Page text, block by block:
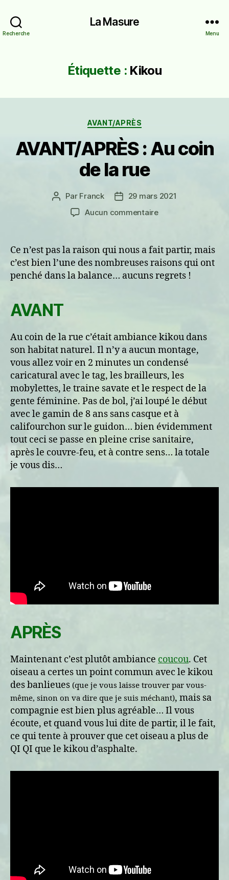
Recherche
La Masure
Menu
Étiquette : Kikou
Catégories
AVANT/APRÈS
AVANT/APRÈS : Au coin
de la rue
Auteur
l’article
Par Franck
Date29 mars 2021
Aucun commentairesur
Au
coin
de
la
Ce n’est pas la raison qui nous a fait partir, mais
c’est bien l’une des nombreuses raisons qui ont
penché dans la balance… aucuns regrets !
AVANT
Au coin de la rue c’était ambiance kikou dans
son habitat naturel. Il n’y a aucun montage,
vous allez voir en 2 minutes un condensé
caricatural avec le tag, les brailleurs, les
mobylettes, le traine savate et le respect de la
gente féminine. Pas de bol, j’ai loupé le début
avec le gamin de 8 ans sans casque et à
califourchon sur le guidon… bien évidemment
tout ceci se passe en pleine crise sanitaire,
après le couvre-feu, et à contre sens… la totale
je vous dis…
APRÈS
Maintenant c’est plutôt ambiance coucou. Cet
oiseau a certes un point commun avec le kikou
des banlieues (que je vous laisse trouver par vous-
même, sinon on va dire que je suis méchant), mais sa
compagnie est bien plus agréable… Il vous
écoute, et quand vous lui dite de partir, il le fait,
ce qui tente à prouver que cet oiseau a plus de
QI QI que le kikou d’asphalte.